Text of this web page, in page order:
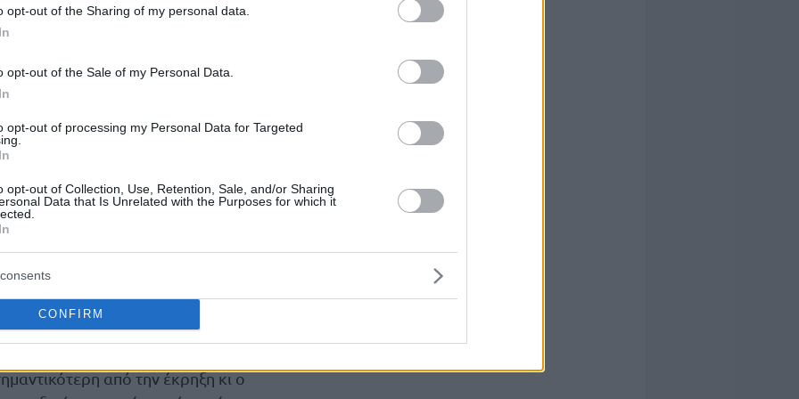
opt-out of the Sharing of my personal data.
opt-out of the Sale of my Personal Data.
opt-out of processing my Personal Data for Targeted
opt-out of Collection, Use, Retention, Sale, and/or Sharing
Data that Is Unrelated with the Purposes for which it
CONFIRM
ομάδων σε ευρωπαϊκό επίπεδο.
θα χρειαστεί περισσότερο από ποτέ το
οι Μαδριλένοι έχουν επανειλημμένως
σε ομάδες που βρήκαν τον τρόπο να
αλλά…
μετρημένα ατού τους
. Σε αυτήν
δεν αποκλείεται να έχουν διαθέσιμο
το πλέον ισχυρό τους όπλο,καθώς ο
για να φωνάξει “παρών” στα μεγάλα
“ερυθρόλευκοι” έχουν να
σε σχέση με τη Ρεάλ, που στηρίζεται σε
παικτών (Καμπάτσο, Μούσα, Χεζόνια,
πέρα η ποιότητά της
από την έκρηξη κι ο